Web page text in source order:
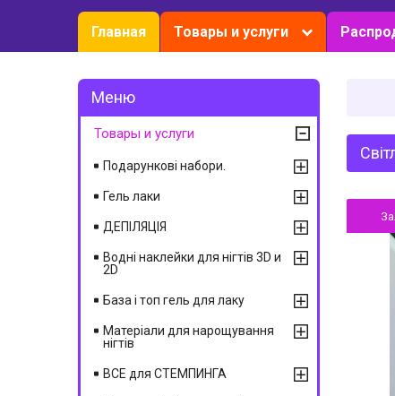
Главная Товары и услуги
Товары и услуги
Подарункові набори.
Гель лаки
ДЕПІЛЯЦІЯ
Водні наклейки для нігтів 3D и
2D
База і топ гель для лаку
Матеріали для нарощування
нігтів
ВСЕ для СТЕМПИНГА